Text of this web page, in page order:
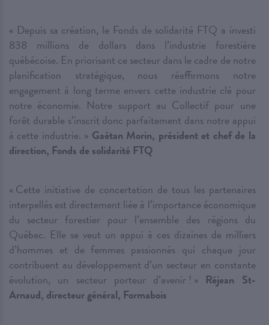
« Depuis sa création, le Fonds de solidarité FTQ a investi
838 millions de dollars dans l’industrie forestière
québécoise. En priorisant ce secteur dans le cadre de notre
planification stratégique, nous réaffirmons notre
engagement à long terme envers cette industrie clé pour
notre économie. Notre support au Collectif pour une
forêt durable s’inscrit donc parfaitement dans notre appui
à cette industrie. » Gaétan Morin, président et chef de la
direction, Fonds de solidarité FTQ
« Cette initiative de concertation de tous les partenaires
interpellés est directement liée à l’importance économique
du secteur forestier pour l’ensemble des régions du
Québec. Elle se veut un appui à ces dizaines de milliers
d’hommes et de femmes passionnés qui chaque jour
contribuent au développement d’un secteur en constante
évolution, un secteur porteur d’avenir ! » Réjean St-
Arnaud, directeur général, Formabois